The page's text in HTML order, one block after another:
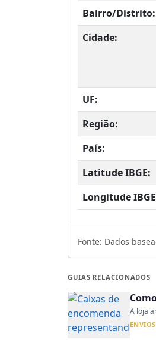
Bairro/Distrito:
Cidade:
UF:
Região:
País:
Latitude IBGE:
Longitude
Fonte: Dados
GUIAS RELACIONADOS
A loja